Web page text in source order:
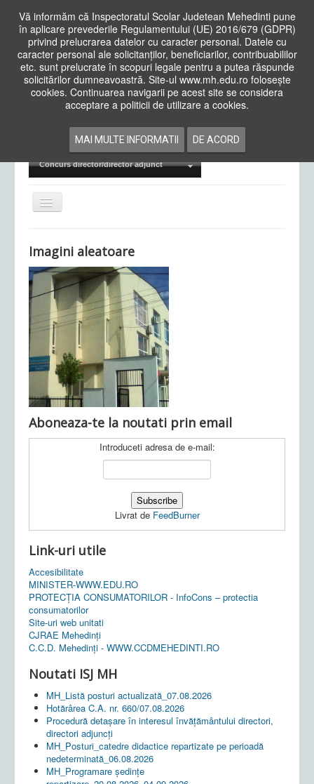
Vă informăm că Inspectoratul Scolar Judetean Mehedinti pune
în aplicare prevederile Regulamentului (UE) 2016/679 (GDPR)
privind prelucrarea datelor cu caracter personal. Datele cu
caracter personal ale solicitanților, beneficiarilor, contribuabililor
etc. sunt prelucrate în scopuri legale pentru a putea răspunde
solicitărilor dumneavoastră. Site-ul www.mh.edu.ro folosește
cookies. Continuarea navigarii pe acest site se considera
acceptare a politicii de utilizare a cookies.
MAI MULTE INFORMATII DE ACORD
Cauta
in
siteAcasa Cadre Didactice
Examene Naționale
Concurs director/director adjunct
Comută
navigarea
Ultimele articole: Vi, 04.11.2022 -
Județean Mehedinți
Imagini aleatoare
Aboneaza-te la noutati prin email
Introduceti adresa de e-mail:
Livrat de FeedBurner
Link-uri utile
Accesibilitate
MINISTER-WWW.EDU.RO
PROTECȚIA CONSUMATORILOR - InfoCons – protectia
consumatorilor
Site-uri web unitati
CJRAE Mehedinți
C.C.D. Mehedinţi - WWW.CCDMEHEDINTI.RO
Noutati ISJ MH
MH_Listă posturi actualizată_07.08.2026
Hotărârea C.A. nr. 660/07.08.2026
Procedură detașare în interesul învățământului directori,
directori adjuncți
MH_Posturi_catedre didactice repartizate pe perioadă
nedeterminată_06.08.2026
MH_Programare ședințe